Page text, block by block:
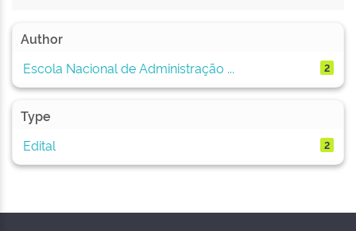
Author
Escola Nacional de Administração ...
2
Type
Edital
2